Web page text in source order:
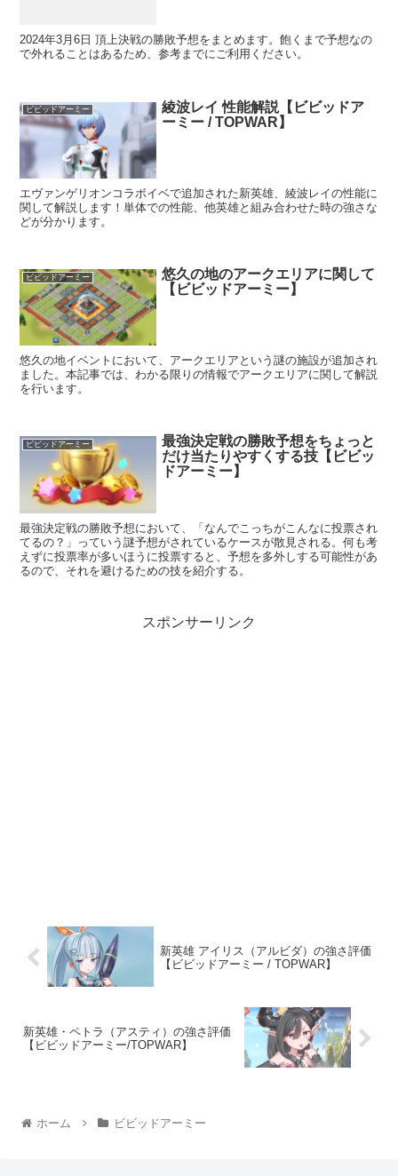
2024年3月6日 頂上決戦の勝敗予想をまとめます。飽くまで予想なの
で外れることはあるため、参考までにご利用ください。
ビビッドアーミー
綾波レイ 性能解説【ビビッドア
ーミー / TOPWAR】
エヴァンゲリオンコラボイベで追加された新英雄、綾波レイの性能に
関して解説します！単体での性能、他英雄と組み合わせた時の強さな
どが分かります。
ビビッドアーミー
悠久の地のアークエリアに関して
【ビビッドアーミー】
悠久の地イベントにおいて、アークエリアという謎の施設が追加され
ました。本記事では、わかる限りの情報でアークエリアに関して解説
を行います。
ビビッドアーミー
最強決定戦の勝敗予想をちょっと
だけ当たりやすくする技【ビビッ
ドアーミー】
最強決定戦の勝敗予想において、「なんでこっちがこんなに投票され
てるの？」っていう謎予想がされているケースが散見される。何も考
えずに投票率が多いほうに投票すると、予想を多外しする可能性があ
るので、それを避けるための技を紹介する。
スポンサーリンク
新英雄 アイリス（アルビダ）の強さ評価
【ビビッドアーミー / TOPWAR】
新英雄・ペトラ（アスティ）の強さ評価
【ビビッドアーミー/TOPWAR】
ホーム ビビッドアーミー